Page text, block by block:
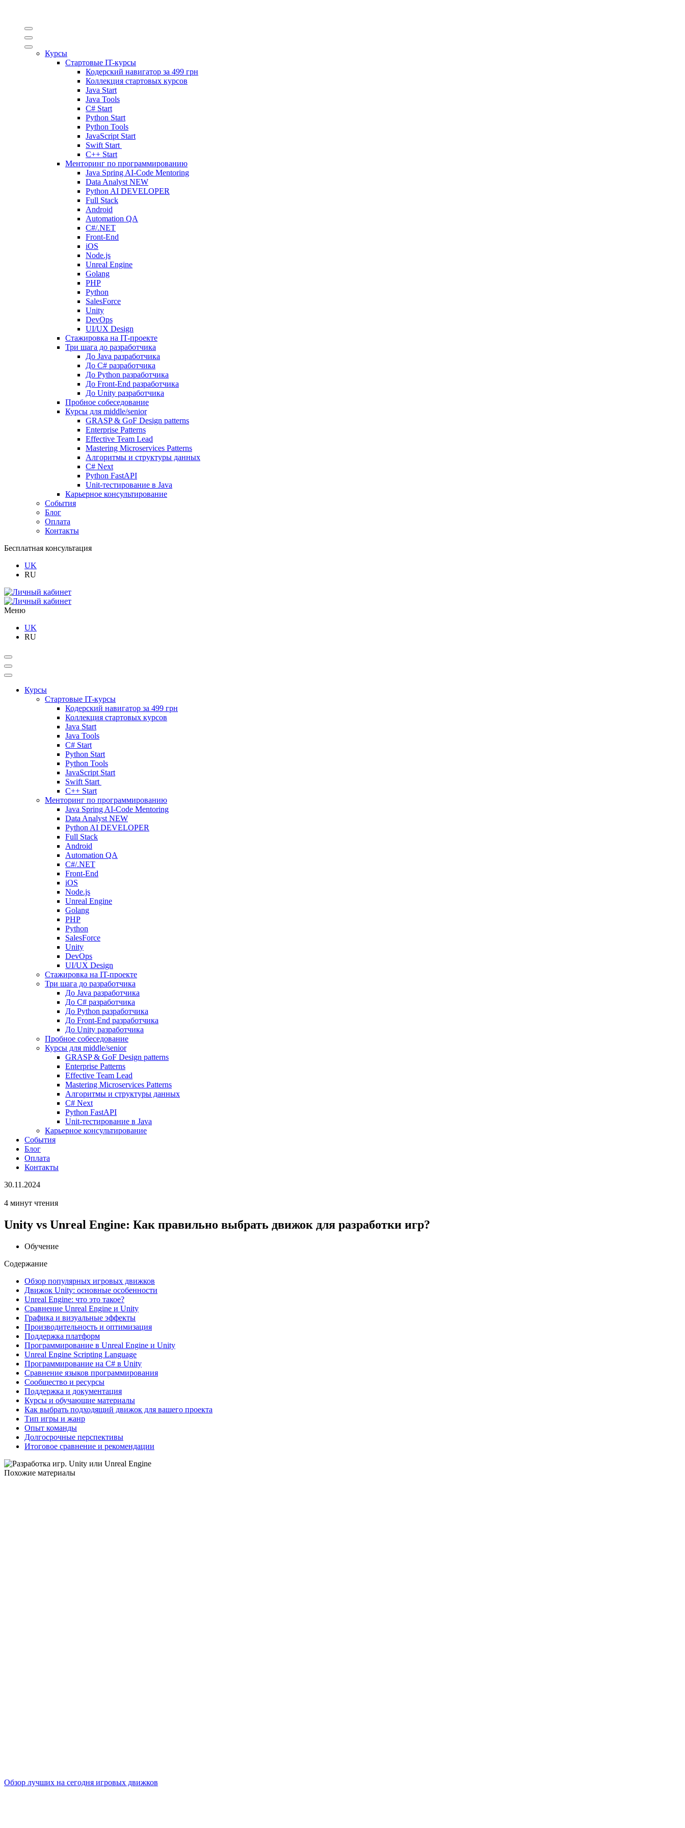
Курсы
Стартовые IT-курсы
Кодерский навигатор за 499 грн
Коллекция стартовых курсов
Java Start
Java Tools
C# Start
Python Start
Python Tools
JavaScript Start
Swift Start
C++ Start
Менторинг по программированию
Java Spring AI-Code Mentoring
Data Analyst NEW
Python AI DEVELOPER
Full Stack
Android
Automation QA
C#/.NET
Front-End
iOS
Node.js
Unreal Engine
Golang
PHP
Python
SalesForce
Unity
DevOps
UI/UX Design
Стажировка на IT-проекте
Три шага до разработчика
До Java разработчика
До C# разработчика
До Python разработчика
До Front-End разработчика
До Unity разработчика
Пробное собеседование
Курсы для middle/senior
GRASP & GoF Design patterns
Enterprise Patterns
Effective Team Lead
Mastering Microservices Patterns
Алгоритмы и структуры данных
C# Next
Python FastAPI
Unit-тестирование в Java
Карьерное консультирование
События
Блог
Оплата
Контакты
Бесплатная консультация
UK
RU
Меню
UK
RU
Курсы
Стартовые IT-курсы
Кодерский навигатор за 499 грн
Коллекция стартовых курсов
Java Start
Java Tools
C# Start
Python Start
Python Tools
JavaScript Start
Swift Start
C++ Start
Менторинг по программированию
Java Spring AI-Code Mentoring
Data Analyst NEW
Python AI DEVELOPER
Full Stack
Android
Automation QA
C#/.NET
Front-End
iOS
Node.js
Unreal Engine
Golang
PHP
Python
SalesForce
Unity
DevOps
UI/UX Design
Стажировка на IT-проекте
Три шага до разработчика
До Java разработчика
До C# разработчика
До Python разработчика
До Front-End разработчика
До Unity разработчика
Пробное собеседование
Курсы для middle/senior
GRASP & GoF Design patterns
Enterprise Patterns
Effective Team Lead
Mastering Microservices Patterns
Алгоритмы и структуры данных
C# Next
Python FastAPI
Unit-тестирование в Java
Карьерное консультирование
События
Блог
Оплата
Контакты
30.11.2024
4 минут чтения
Unity vs Unreal Engine: Как правильно выбрать движок для разработки игр?
Обучение
Содержание
Обзор популярных игровых движков
Движок Unity: основные особенности
Unreal Engine: что это такое?
Сравнение Unreal Engine и Unity
Графика и визуальные эффекты
Производительность и оптимизация
Поддержка платформ
Программирование в Unreal Engine и Unity
Unreal Engine Scripting Language
Программирование на C# в Unity
Сравнение языков программирования
Сообщество и ресурсы
Поддержка и документация
Курсы и обучающие материалы
Как выбрать подходящий движок для вашего проекта
Тип игры и жанр
Опыт команды
Долгосрочные перспективы
Итоговое сравнение и рекомендации
Похожие материалы
Обзор лучших на сегодня игровых движков